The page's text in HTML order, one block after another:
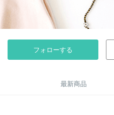
フォローする
最新商品